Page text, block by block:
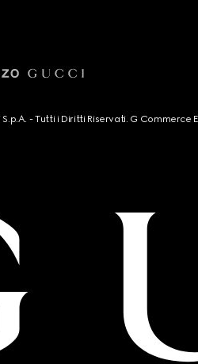
- Tutti i Diritti Riservati. G